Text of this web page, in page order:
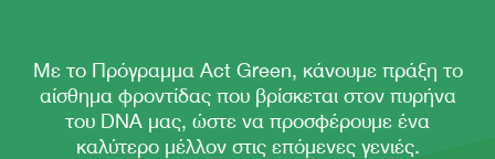
Με το Πρόγραμμα Act Green, κάνουμε πράξη το
αίσθημα φροντίδας που βρίσκεται στον πυρήνα
του DNA μας, ώστε να προσφέρουμε ένα
καλύτερο μέλλον στις επόμενες γενιές.